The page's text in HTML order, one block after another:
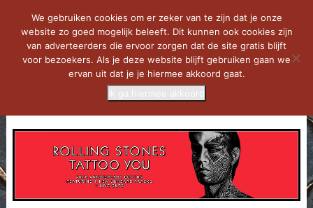
We gebruiken cookies om er zeker van te zijn dat je onze
website zo goed mogelijk beleeft. Dit kunnen ook cookies zijn
van adverteerders die ervoor zorgen dat de site gratis blijft
voor bezoekers. Als je deze website blijft gebruiken gaan we
ervan uit dat je je hiermee akkoord gaat.
Ik ga hiermee akkoord